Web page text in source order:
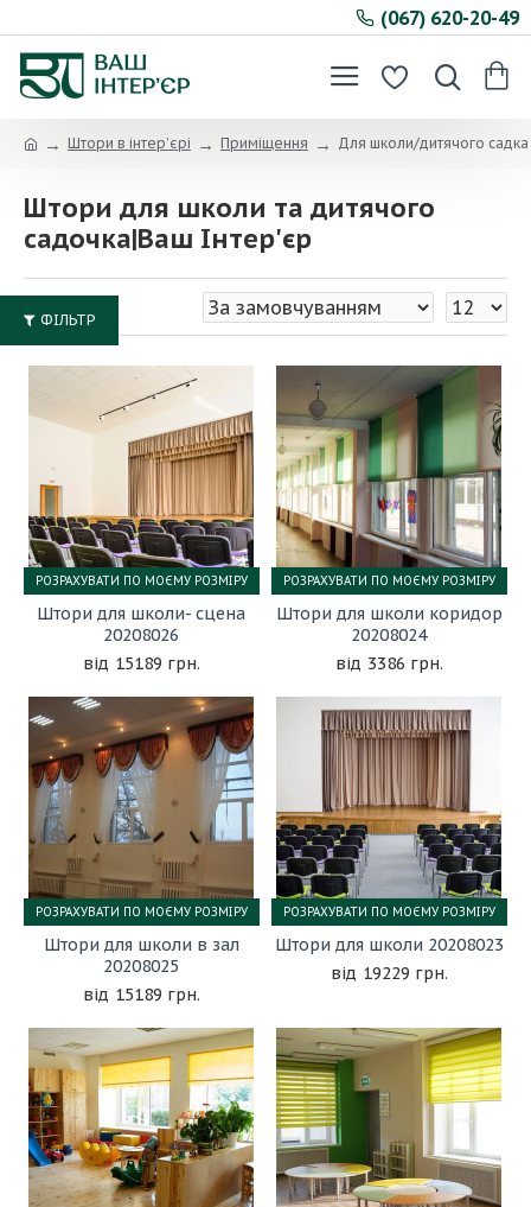
(067) 620-20-49
Штори в інтер’єрі Приміщення Для школи/дитячого садка
Штори для школи та дитячого
садочка|Ваш Інтер'єр
Штори для школи- сцена
20208026
15189 грн.
РОЗРАХУВАТИ ПО МОЄМУ РОЗМІРУ
Штори для школи коридор
20208024
3386 грн.
РОЗРАХУВАТИ ПО МОЄМУ РОЗМІРУ
Штори для школи в зал
20208025
15189 грн.
РОЗРАХУВАТИ ПО МОЄМУ РОЗМІРУ
Штори для школи 20208023
19229 грн.
РОЗРАХУВАТИ ПО МОЄМУ РОЗМІРУ
ФІЛЬТР